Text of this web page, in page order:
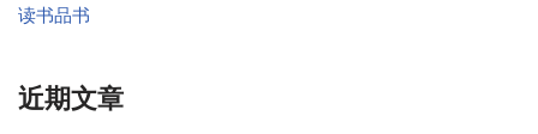
读书品书
近期文章